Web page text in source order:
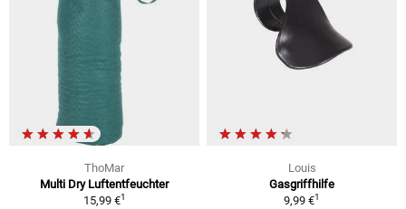
ThoMar
Multi Dry Luftentfeuchter
15,99 €1
Louis
Gasgriffhilfe
9,99 €1